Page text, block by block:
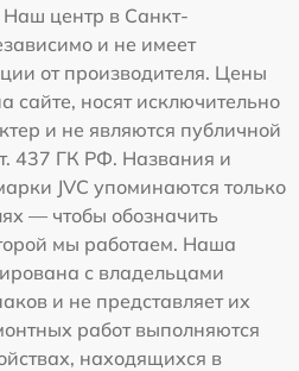
Наш центр в Санкт-
и не имеет
от производителя. Цены
сайте, носят исключительно
и не являются публичной
437 ГК РФ. Названия и
JVC упоминаются только
— чтобы обозначить
мы работаем. Наша
с владельцами
и не представляет их
работ выполняются
находящихся в